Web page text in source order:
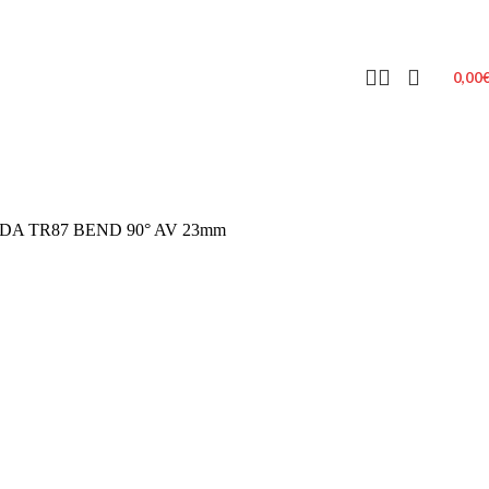
0,00
TR87 BEND 90° AV 23mm